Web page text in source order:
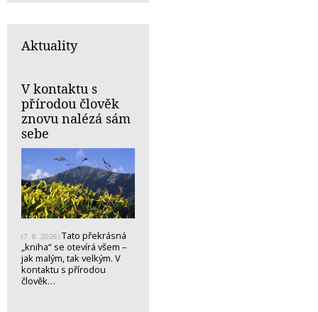
Aktuality
V kontaktu s
přírodou člověk
znovu nalézá sám
sebe
(7. 8. 2026) Tato překrásná
„kniha“ se otevírá všem –
jak malým, tak velkým. V
kontaktu s přírodou
člověk…